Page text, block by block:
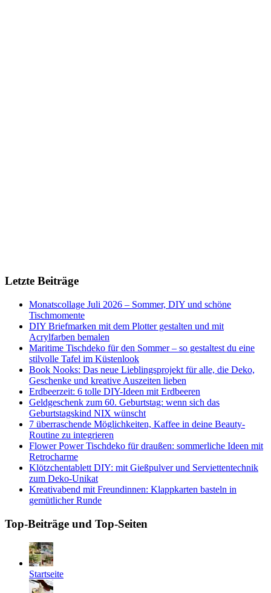
Letzte Beiträge
Monatscollage Juli 2026 – Sommer, DIY und schöne
Tischmomente
DIY Briefmarken mit dem Plotter gestalten und mit
Acrylfarben bemalen
Maritime Tischdeko für den Sommer – so gestaltest du eine
stilvolle Tafel im Küstenlook
Book Nooks: Das neue Lieblingsprojekt für alle, die Deko,
Geschenke und kreative Auszeiten lieben
Erdbeerzeit: 6 tolle DIY-Ideen mit Erdbeeren
Geldgeschenk zum 60. Geburtstag: wenn sich das
Geburtstagskind NIX wünscht
7 überraschende Möglichkeiten, Kaffee in deine Beauty-
Routine zu integrieren
Flower Power Tischdeko für draußen: sommerliche Ideen mit
Retrocharme
Klötzchentablett DIY: mit Gießpulver und Serviettentechnik
zum Deko-Unikat
Kreativabend mit Freundinnen: Klappkarten basteln in
gemütlicher Runde
Top-Beiträge und Top-Seiten
Startseite